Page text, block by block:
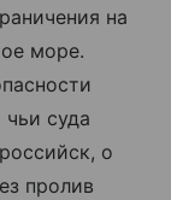
на
море.
суда
о
пролив